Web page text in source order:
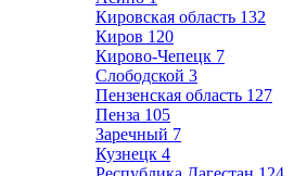
Кировская область 132
Киров 120
Кирово-Чепецк 7
Слободской 3
Пензенская область 127
Пенза 105
Заречный 7
Кузнецк 4